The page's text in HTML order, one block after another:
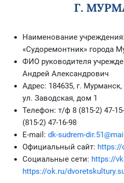
Г.
Наименование
«Судоремонтник» города
ФИО руководителя
Андрей Александрович
Адрес: 184635, г.
ул. Заводская, дом 1
Телефон: т/ф 8 (815-2) 47-
(815-2) 47-16-98
Е-mail: dk-sudrem-
Официальный сайт: https://
Социальные сети: https://
https://ok.ru/